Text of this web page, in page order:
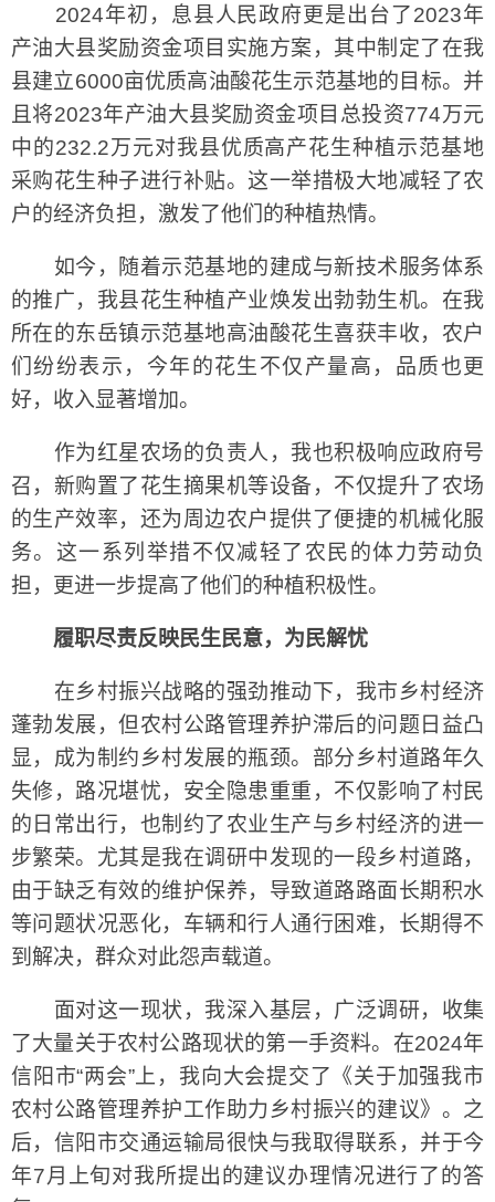
2024年初，息县人民政府更是出台了2023年
产油大县奖励资金项目实施方案，其中制定了在我
县建立6000亩优质高油酸花生示范基地的目标。并
且将2023年产油大县奖励资金项目总投资774万元
中的232.2万元对我县优质高产花生种植示范基地
采购花生种子进行补贴。这一举措极大地减轻了农
户的经济负担，激发了他们的种植热情。
如今，随着示范基地的建成与新技术服务体系
的推广，我县花生种植产业焕发出勃勃生机。在我
所在的东岳镇示范基地高油酸花生喜获丰收，农户
们纷纷表示，今年的花生不仅产量高，品质也更
好，收入显著增加。
作为红星农场的负责人，我也积极响应政府号
召，新购置了花生摘果机等设备，不仅提升了农场
的生产效率，还为周边农户提供了便捷的机械化服
务。这一系列举措不仅减轻了农民的体力劳动负
担，更进一步提高了他们的种植积极性。
履职尽责反映民生民意，为民解忧
在乡村振兴战略的强劲推动下，我市乡村经济
蓬勃发展，但农村公路管理养护滞后的问题日益凸
显，成为制约乡村发展的瓶颈。部分乡村道路年久
失修，路况堪忧，安全隐患重重，不仅影响了村民
的日常出行，也制约了农业生产与乡村经济的进一
步繁荣。尤其是我在调研中发现的一段乡村道路，
由于缺乏有效的维护保养，导致道路路面长期积水
等问题状况恶化，车辆和行人通行困难，长期得不
到解决，群众对此怨声载道。
面对这一现状，我深入基层，广泛调研，收集
了大量关于农村公路现状的第一手资料。在2024年
信阳市“两会”上，我向大会提交了《关于加强我市
农村公路管理养护工作助力乡村振兴的建议》。之
后，信阳市交通运输局很快与我取得联系，并于今
年7月上旬对我所提出的建议办理情况进行了的答